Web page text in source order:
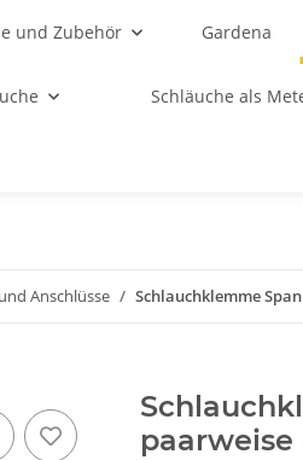
und Zubehör Gardena
Schläuche als
Anschlüsse Schlauchklemme